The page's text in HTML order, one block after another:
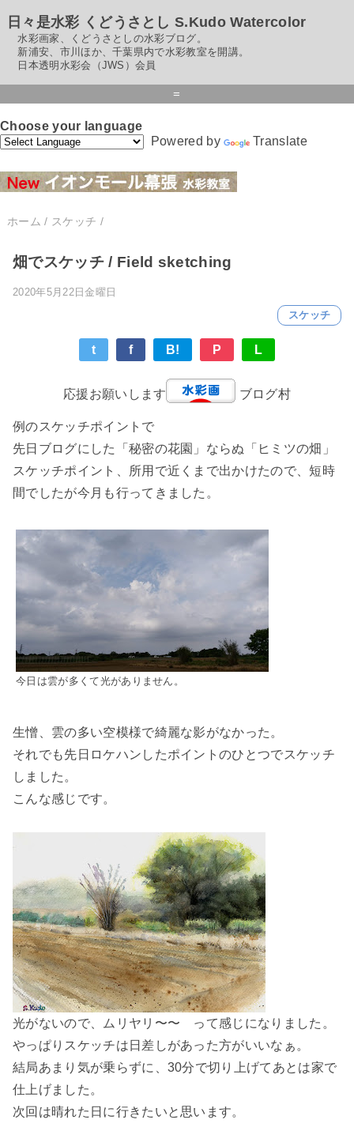
日々是水彩 くどうさとし S.Kudo Watercolor
水彩画家、くどうさとしの水彩ブログ。
新浦安、市川ほか、千葉県内で水彩教室を開講。
日本透明水彩会（JWS）会員
=
Choose your language
Powered by
Translate
ホーム / スケッチ /
畑でスケッチ / Field sketching
2020年5月22日金曜日
スケッチ
t f B! P L
応援お願いします ブログ村
例のスケッチポイントで
先日ブログにした「秘密の花園」ならぬ「ヒミツの畑」
スケッチポイント、所用で近くまで出かけたので、短時
間でしたが今月も行ってきました。
今日は雲が多くて光がありません。
生憎、雲の多い空模様で綺麗な影がなかった。
それでも先日ロケハンしたポイントのひとつでスケッチ
しました。
こんな感じです。
光がないので、ムリヤリ〜〜 って感じになりました。
やっぱりスケッチは日差しがあった方がいいなぁ。
結局あまり気が乗らずに、30分で切り上げてあとは家で
仕上げました。
次回は晴れた日に行きたいと思います。